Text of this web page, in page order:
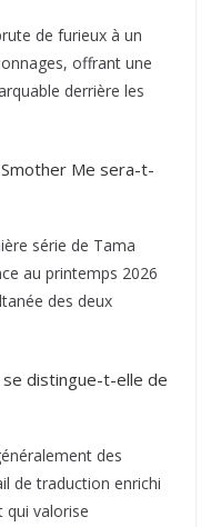
de furieux à un
offrant une
derrière les
Me sera-t-
série de Tama
au printemps 2026
des deux
distingue-t-elle de
des
de traduction enrichi
qui valorise